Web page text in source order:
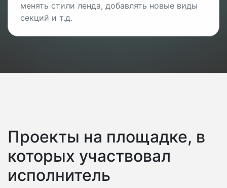
менять стили ленда, добавлять новые виды
секций и т.д.
Проекты на площадке, в
которых участвовал
исполнитель